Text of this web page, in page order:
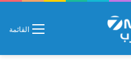
القائمة